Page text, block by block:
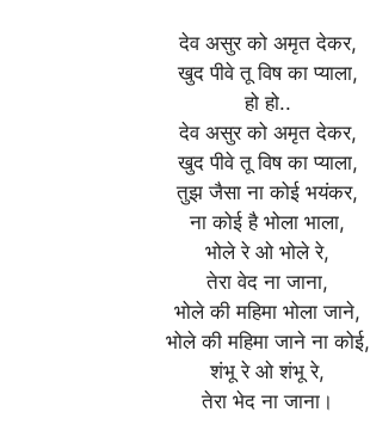
देव असुर को अमृत देकर,
खुद पीवे तू विष का प्याला,
हो हो..
देव असुर को अमृत देकर,
खुद पीवे तू विष का प्याला,
तुझ जैसा ना कोई भयंकर,
ना कोई है भोला भाला,
भोले रे ओ भोले रे,
तेरा वेद ना जाना,
भोले की महिमा भोला जाने,
भोले की महिमा जाने ना कोई,
शंभू रे ओ शंभू रे,
तेरा भेद ना जाना।